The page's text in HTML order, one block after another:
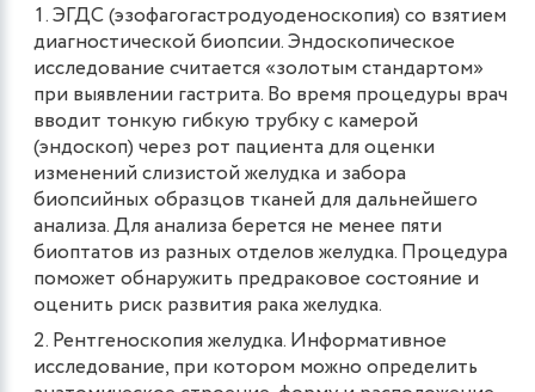
ЭГДС (эзофагогастродуоденоскопия) со взятием
диагностической биопсии. Эндоскопическое
исследование считается «золотым стандартом»
при выявлении гастрита. Во время процедуры врач
вводит тонкую гибкую трубку с камерой
(эндоскоп) через рот пациента для оценки
изменений слизистой желудка и забора
биопсийных образцов тканей для дальнейшего
анализа. Для анализа берется не менее пяти
биоптатов из разных отделов желудка. Процедура
поможет обнаружить предраковое состояние и
оценить риск развития рака желудка.
Рентгеноскопия желудка. Информативное
исследование, при котором можно определить